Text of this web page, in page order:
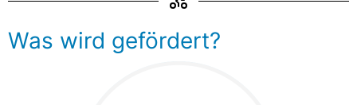
Was wird gefördert?